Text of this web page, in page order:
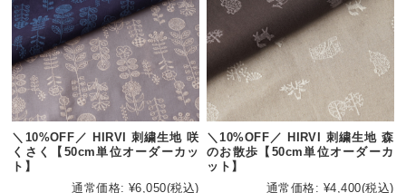
＼10%OFF／ HIRVI 刺繍生地 咲
くさく【50cm単位オーダーカッ
ト】
通常価格: ¥6,050(税込)
＼10%OFF／ HIRVI 刺繍生地 森
のお散歩【50cm単位オーダーカ
ット】
通常価格: ¥4,400(税込)